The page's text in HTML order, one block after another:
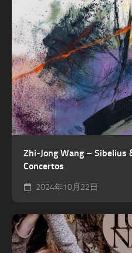
Zhi-Jong Wang – Sibelius
Concertos
2024年10月22日